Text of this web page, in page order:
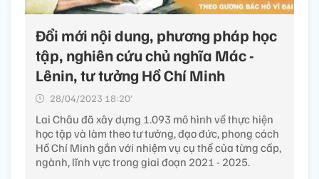
Đổi mới nội dung, phương pháp học
tập, nghiên cứu chủ nghĩa Mác -
Lênin, tư tưởng Hồ Chí Minh
28/04/2023 18:20’
Lai Châu đã xây dựng 1.093 mô hình về thực hiện
học tập và làm theo tư tưởng, đạo đức, phong cách
Hồ Chí Minh gắn với nhiệm vụ cụ thể của từng cấp,
ngành, lĩnh vực trong giai đoạn 2021 - 2025.